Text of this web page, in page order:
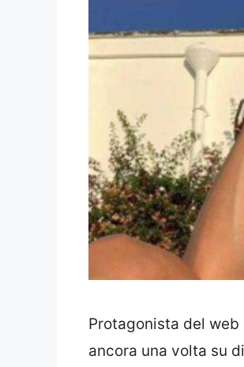
Protagonista del web
ancora una volta su